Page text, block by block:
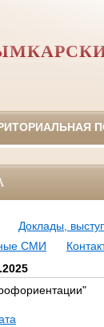
Доклады,
СМИ